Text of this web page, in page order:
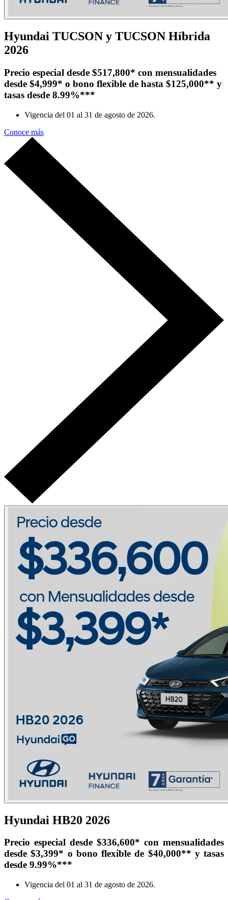
Hyundai TUCSON y TUCSON Híbrida
2026
Precio especial desde $517,800* con mensualidades
desde $4,999* o bono flexible de hasta $125,000** y
tasas desde 8.99%***
Vigencia del 01 al 31 de agosto de 2026.
Conoce más
Hyundai HB20 2026
Precio especial desde $336,600* con mensualidades
desde $3,399* o bono flexible de $40,000** y tasas
desde 9.99%***
Vigencia del 01 al 31 de agosto de 2026.